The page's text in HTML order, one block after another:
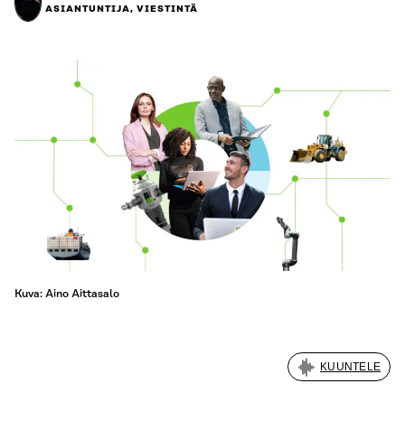
ASIANTUNTIJA, VIESTINTÄ
Kuva: Aino Aittasalo
KUUNTELE